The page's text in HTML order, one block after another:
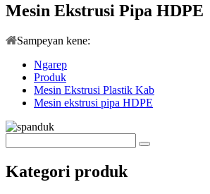
Mesin Ekstrusi Pipa HDPE
Sampeyan kene:
Ngarep
Produk
Mesin Ekstrusi Plastik Kab
Mesin ekstrusi pipa HDPE
Kategori produk